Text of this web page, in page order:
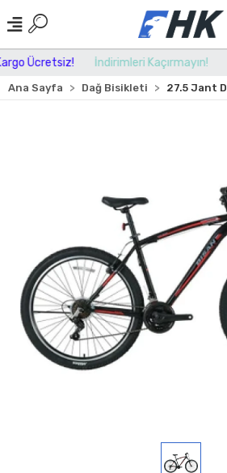
Ücretsiz! İndirimleri Kaçırmayın!
Ana Sayfa Dağ Bisikleti 27.5 Jant